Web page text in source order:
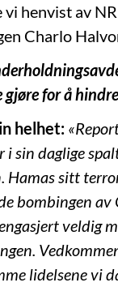
vi henvist av
Charlo
for å
helhet:
sin daglige
sitt
bombingen av
veldig
lidelsene vi